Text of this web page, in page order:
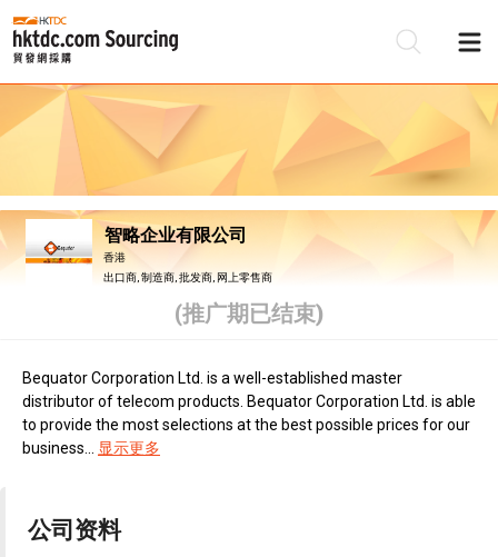
智略企业有限公司
香港
出口商, 制造商, 批发商, 网上零售商
(推广期已结束)
Bequator Corporation Ltd. is a well-established master
distributor of telecom products. Bequator Corporation Ltd. is able
to provide the most selections at the best possible prices for our
business...
显示更多
公司资料